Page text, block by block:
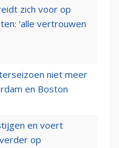
zich voor op
'alle vertrouwen
niet meer
en Boston
en voert
op